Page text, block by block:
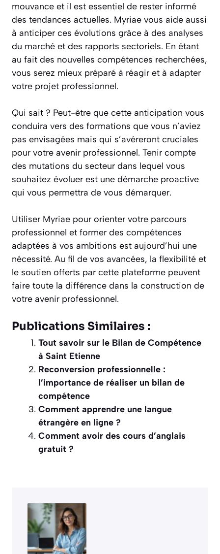
mouvance et il est essentiel de rester informé
des tendances actuelles. Myriae vous aide aussi
à anticiper ces évolutions grâce à des analyses
du marché et des rapports sectoriels. En étant
au fait des nouvelles compétences recherchées,
vous serez mieux préparé à réagir et à adapter
votre projet professionnel.
Qui sait ? Peut-être que cette anticipation vous
conduira vers des formations que vous n’aviez
pas envisagées mais qui s’avéreront cruciales
pour votre avenir professionnel. Tenir compte
des mutations du secteur dans lequel vous
souhaitez évoluer est une démarche proactive
qui vous permettra de vous démarquer.
Utiliser Myriae pour orienter votre parcours
professionnel et former des compétences
adaptées à vos ambitions est aujourd’hui une
nécessité. Au fil de vos avancées, la flexibilité et
le soutien offerts par cette plateforme peuvent
faire toute la différence dans la construction de
votre avenir professionnel.
Publications Similaires :
Tout savoir sur le Bilan de Compétence
à Saint Etienne
Reconversion professionnelle :
l’importance de réaliser un bilan de
compétence
Comment apprendre une langue
étrangère en ligne ?
Comment avoir des cours d’anglais
gratuit ?